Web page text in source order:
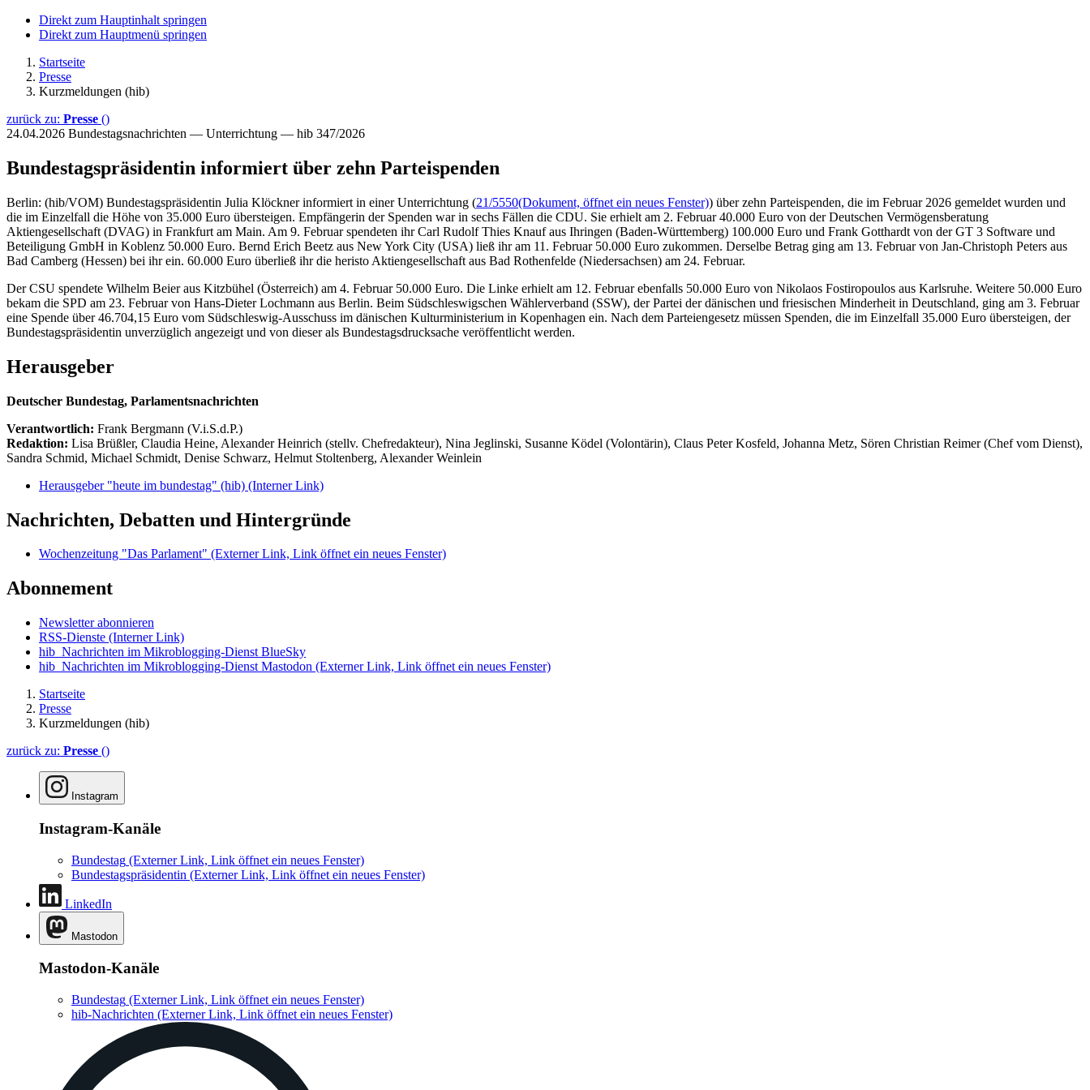
Direkt zum Hauptinhalt springen
Direkt zum Hauptmenü springen
Startseite
Presse
Kurzmeldungen (hib)
zurück zu: Presse ()
24.04.2026 Bundestagsnachrichten — Unterrichtung — hib 347/2026
Bundestagspräsidentin informiert über zehn Parteispenden
Berlin: (hib/VOM) Bundestagspräsidentin Julia Klöckner informiert in einer Unterrichtung (21/5550(Dokument, öffnet ein neues Fenster)) über zehn Parteispenden, die im Februar 2026 gemeldet wurden und
die im Einzelfall die Höhe von 35.000 Euro übersteigen. Empfängerin der Spenden war in sechs Fällen die CDU. Sie erhielt am 2. Februar 40.000 Euro von der Deutschen Vermögensberatung
Aktiengesellschaft (DVAG) in Frankfurt am Main. Am 9. Februar spendeten ihr Carl Rudolf Thies Knauf aus Ihringen (Baden-Württemberg) 100.000 Euro und Frank Gotthardt von der GT 3 Software und
Beteiligung GmbH in Koblenz 50.000 Euro. Bernd Erich Beetz aus New York City (USA) ließ ihr am 11. Februar 50.000 Euro zukommen. Derselbe Betrag ging am 13. Februar von Jan-Christoph Peters aus
Bad Camberg (Hessen) bei ihr ein. 60.000 Euro überließ ihr die heristo Aktiengesellschaft aus Bad Rothenfelde (Niedersachsen) am 24. Februar.
Der CSU spendete Wilhelm Beier aus Kitzbühel (Österreich) am 4. Februar 50.000 Euro. Die Linke erhielt am 12. Februar ebenfalls 50.000 Euro von Nikolaos Fostiropoulos aus Karlsruhe. Weitere 50.000 Euro
bekam die SPD am 23. Februar von Hans-Dieter Lochmann aus Berlin. Beim Südschleswigschen Wählerverband (SSW), der Partei der dänischen und friesischen Minderheit in Deutschland, ging am 3. Februar
eine Spende über 46.704,15 Euro vom Südschleswig-Ausschuss im dänischen Kulturministerium in Kopenhagen ein. Nach dem Parteiengesetz müssen Spenden, die im Einzelfall 35.000 Euro übersteigen, der
Bundestagspräsidentin unverzüglich angezeigt und von dieser als Bundestagsdrucksache veröffentlicht werden.
Herausgeber
Deutscher Bundestag, Parlamentsnachrichten
Verantwortlich: Frank Bergmann (V.i.S.d.P.)
Redaktion: Lisa Brüßler, Claudia Heine, Alexander Heinrich (stellv. Chefredakteur), Nina Jeglinski, Susanne Ködel (Volontärin), Claus Peter Kosfeld, Johanna Metz, Sören Christian Reimer (Chef vom Dienst),
Sandra Schmid, Michael Schmidt, Denise Schwarz, Helmut Stoltenberg, Alexander Weinlein
Herausgeber "heute im bundestag" (hib) (Interner Link)
Nachrichten, Debatten und Hintergründe
Wochenzeitung "Das Parlament" (Externer Link, Link öffnet ein neues Fenster)
Abonnement
Newsletter abonnieren
RSS-Dienste (Interner Link)
hib_Nachrichten im Mikroblogging-Dienst BlueSky
hib_Nachrichten im Mikroblogging-Dienst Mastodon (Externer Link, Link öffnet ein neues Fenster)
Startseite
Presse
Kurzmeldungen (hib)
zurück zu: Presse ()
Instagram
Instagram-Kanäle
Bundestag (Externer Link, Link öffnet ein neues Fenster)
Bundestagspräsidentin (Externer Link, Link öffnet ein neues Fenster)
LinkedIn
Mastodon
Mastodon-Kanäle
Bundestag (Externer Link, Link öffnet ein neues Fenster)
hib-Nachrichten (Externer Link, Link öffnet ein neues Fenster)